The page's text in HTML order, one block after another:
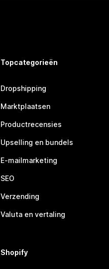
Topcategorieën
Dropshipping
Marktplaatsen
Productrecensies
Upselling en bundels
E-mailmarketing
SEO
Verzending
Valuta en vertaling
Shopify